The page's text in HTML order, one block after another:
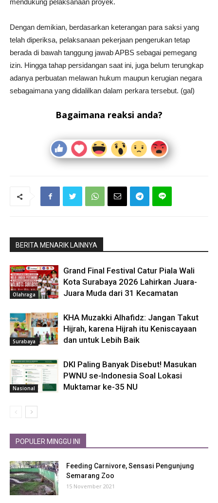
mendukung pelaksanaan proyek.
Dengan demikian, berdasarkan keterangan para saksi yang
telah diperiksa, pelaksanaan pekerjaan pengerukan tetap
berada di bawah tanggung jawab APBS sebagai pemegang
izin. Hingga tahap persidangan saat ini, juga belum terungkap
adanya perbuatan melawan hukum maupun kerugian negara
sebagaimana yang didalilkan dalam perkara tersebut. (gal)
Bagaimana reaksi anda?
BERITA MENARIK LAINNYA
Olahraga
Grand Final Festival Catur Piala Wali
Kota Surabaya 2026 Lahirkan Juara-
Juara Muda dari 31 Kecamatan
Surabaya
KHA Muzakki Alhafidz: Jangan Takut
Hijrah, karena Hijrah itu Keniscayaan
dan untuk Lebih Baik
Nasional
DKI Paling Banyak Disebut! Masukan
PWNU se-Indonesia Soal Lokasi
Muktamar ke-35 NU
POPULER MINGGU INI
Feeding Carnivore, Sensasi Pengunjung
Semarang Zoo
15 November 2021